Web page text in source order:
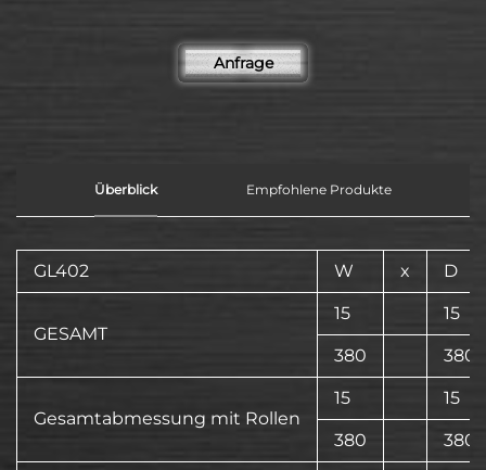
Anfrage
Überblick Empfohlene Produkte
GL402 W x D
GESAMT
15 15
380 380
Gesamtabmessung mit Rollen
15 15
380 380